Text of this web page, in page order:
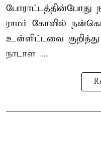
போராட்டத்தின்போது
ராமர் கோவில்
உள்ளிட்டவை
நாடாள ...